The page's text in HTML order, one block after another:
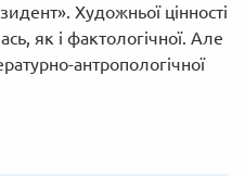
Художньої цінності
як і фактологічної. Але
антропологічної